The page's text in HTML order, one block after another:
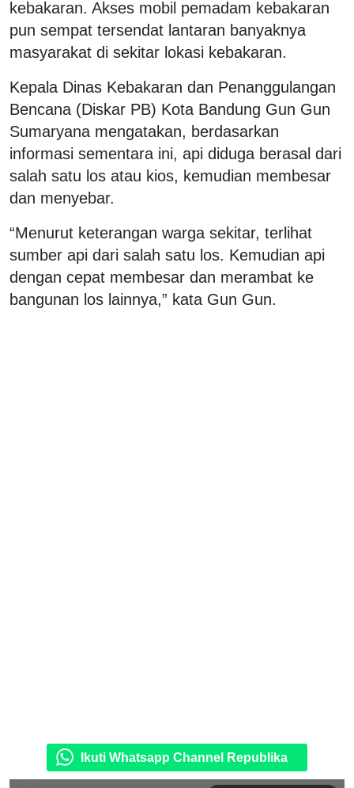
kebakaran. Akses mobil pemadam kebakaran
pun sempat tersendat lantaran banyaknya
masyarakat di sekitar lokasi kebakaran.
Kepala Dinas Kebakaran dan Penanggulangan
Bencana (Diskar PB) Kota Bandung Gun Gun
Sumaryana mengatakan, berdasarkan
informasi sementara ini, api diduga berasal dari
salah satu los atau kios, kemudian membesar
dan menyebar.
“Menurut keterangan warga sekitar, terlihat
sumber api dari salah satu los. Kemudian api
dengan cepat membesar dan merambat ke
bangunan los lainnya,” kata Gun Gun.
Ikuti Whatsapp Channel Republika